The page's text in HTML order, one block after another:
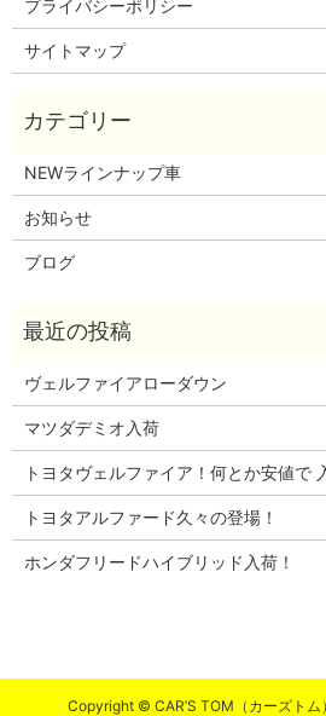
プライバシーポリシー
サイトマップ
NEWラインナップ車
お知らせ
ブログ
ヴェルファイアローダウン
マツダデミオ入荷
トヨタヴェルファイア！何とか安値で
トヨタアルファード久々の登場！
ホンダフリードハイブリッド入荷！
Copyright © CAR’S TOM（カーズトム